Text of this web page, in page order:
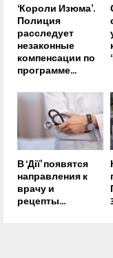
‘Короли Изюма’.
Полиция
расследует
незаконные
компенсации по
программе...
В ‘Дії’ появятся
направления к
врачу и
рецепты...